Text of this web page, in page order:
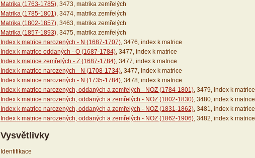
Matrika (1763-1785), 3473, matrika zemřelých
Matrika (1785-1801), 3474, matrika zemřelých
Matrika (1802-1857), 3463, matrika zemřelých
Matrika (1857-1893), 3475, matrika zemřelých
Index k matrice narozených - N (1687-1707), 3476, index k matrice
Index k matrice oddaných - O (1687-1784), 3477, index k matrice
Index k matrice zemřelých - Z (1687-1784), 3477, index k matrice
Index k matrice narozených - N (1708-1734), 3477, index k matrice
Index k matrice narozených - N (1735-1784), 3478, index k matrice
Index k matrice narozených, oddaných a zemřelých - NOZ (1784-1801), 3479, index k matrice
Index k matrice narozených, oddaných a zemřelých - NOZ (1802-1830), 3480, index k matrice
Index k matrice narozených, oddaných a zemřelých - NOZ (1831-1862), 3481, index k matrice
Index k matrice narozených, oddaných a zemřelých - NOZ (1862-1906), 3482, index k matrice
Vysvětlivky
Identifikace